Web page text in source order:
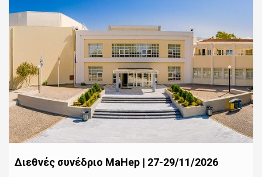
Διεθνές συνέδριο MaHep | 27-29/11/2026